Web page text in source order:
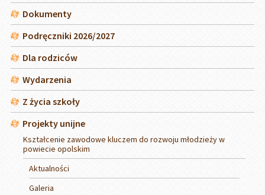
Dokumenty
Podręczniki 2026/2027
Dla rodziców
Wydarzenia
Z życia szkoły
Projekty unijne
Kształcenie zawodowe kluczem do rozwoju młodzieży w
powiecie opolskim
Aktualności
Galeria